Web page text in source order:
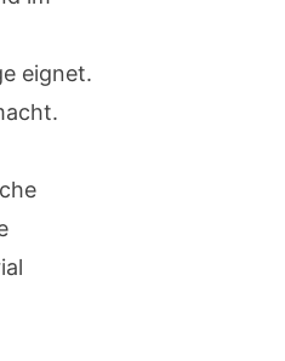
eignet.